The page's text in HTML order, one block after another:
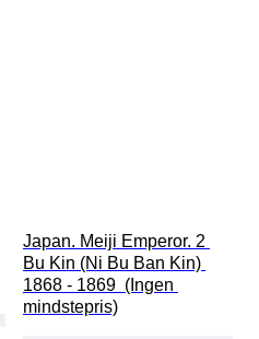
Japan. Meiji Emperor. 2
Bu Kin (Ni Bu Ban Kin)
1868 - 1869  (Ingen
mindstepris)